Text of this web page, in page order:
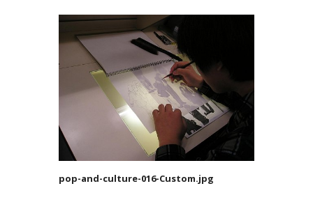
pop-and-culture-016-Custom.jpg